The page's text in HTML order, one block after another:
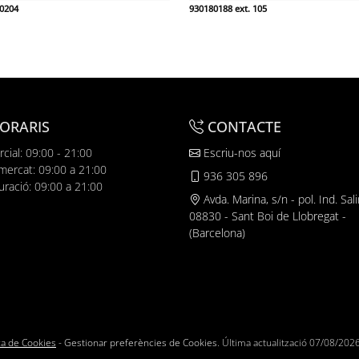
930180188 ext. 105
09:00 - 21:00
09:00 a 21:00
09:00 a 21:00
CONTACTE
Escriu-nos aquí
936 305 896
Avda. Marina, s/n - pol. Ind.
08830 - Sant Boi de Llobregat -
(Barcelona)
de Cookies -Gestionar preferències de Cookies. Última actualització07/08/